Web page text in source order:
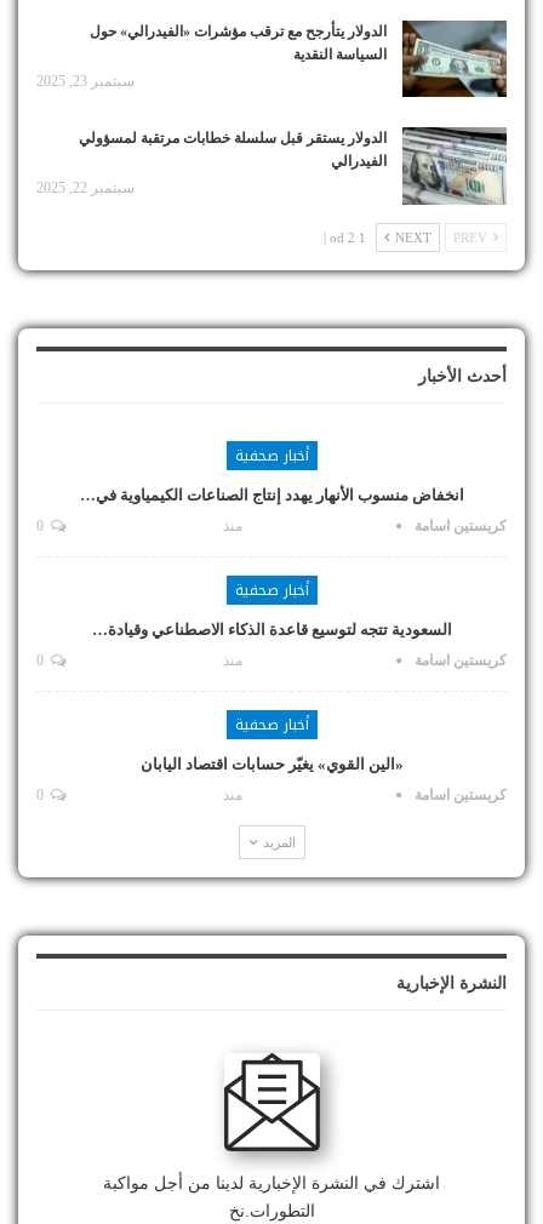
الدولار يتأرجح مع ترقب مؤشرات «الفيدرالي» حول
السياسة النقدية
سبتمبر 23, 2025
الدولار يستقر قبل سلسلة خطابات مرتقبة لمسؤولي
الفيدرالي
سبتمبر 22, 2025
NEXT
1 od 2 |
أحدث الأخبار
أخبار صحفية
انخفاض منسوب الأنهار يهدد إنتاج الصناعات الكيمياوية في…
كريستين اسامة منذ
أخبار صحفية
السعودية تتجه لتوسيع قاعدة الذكاء الاصطناعي وقيادة…
كريستين اسامة منذ
أخبار صحفية
«الين القوي» يغيّر حسابات اقتصاد اليابان
كريستين اسامة منذ
المزيد
النشرة الإخبارية
اشترك في النشرة الإخبارية لدينا من أجل مواكبة
التطورات.نخ